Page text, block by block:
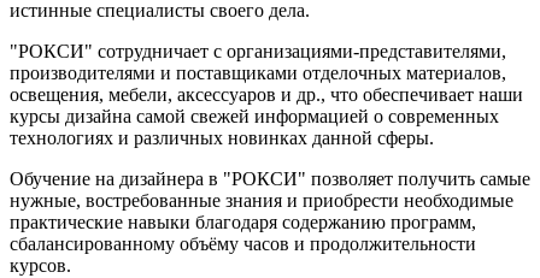
истинные специалисты своего дела.
"РОКСИ" сотрудничает с организациями-представителями,
производителями и поставщиками отделочных материалов,
освещения, мебели, аксессуаров и др., что обеспечивает наши
курсы дизайна самой свежей информацией о современных
технологиях и различных новинках данной сферы.
Обучение на дизайнера в "РОКСИ" позволяет получить самые
нужные, востребованные знания и приобрести необходимые
практические навыки благодаря содержанию программ,
сбалансированному объёму часов и продолжительности
курсов.